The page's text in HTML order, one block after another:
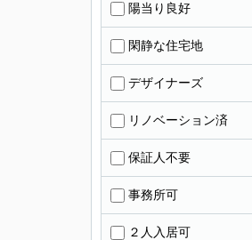
陽当り良好
閑静な住宅地
デザイナーズ
リノベーション済
保証人不要
事務所可
２人入居可